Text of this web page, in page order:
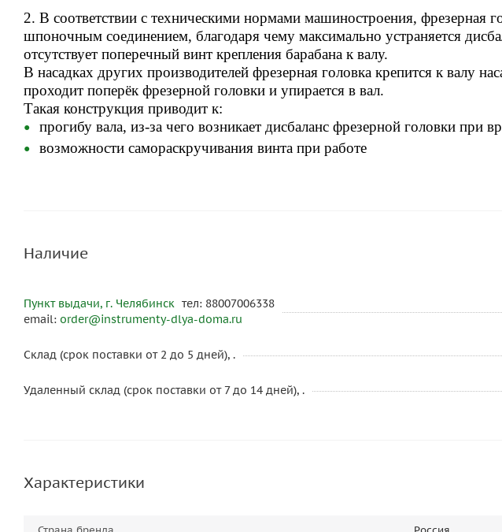
2. В соответствии с техническими нормами машиностроения, фрезерная
шпоночным соединением, благодаря чему максимально устраняется
отсутствует поперечный винт крепления барабана к валу.
В насадках других производителей фрезерная головка крепится к валу
проходит поперёк фрезерной головки и упирается в вал.
Такая конструкция приводит к:
прогибу вала, из-за чего возникает дисбаланс фрезерной головки при
возможности самораскручивания винта при работе
Наличие
Пункт выдачи, г. Челябинск тел: 88007006338
email: order@instrumenty-dlya-doma.ru
Склад (срок поставки от 2 до 5 дней), .
Удаленный склад (срок поставки от 7 до 14 дней), .
Характеристики